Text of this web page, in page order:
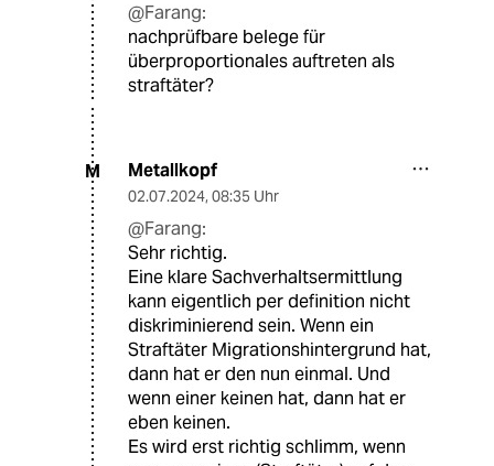
@Farang:
nachprüfbare belege für
überproportionales auftreten als
straftäter?
M Metallkopf
02.07.2024, 08:35 Uhr
@Farang:
Sehr richtig.
Eine klare Sachverhaltsermittlung
kann eigentlich per definition nicht
diskriminierend sein. Wenn ein
Straftäter Migrationshintergrund hat,
dann hat er den nun einmal. Und
wenn einer keinen hat, dann hat er
eben keinen.
Es wird erst richtig schlimm, wenn